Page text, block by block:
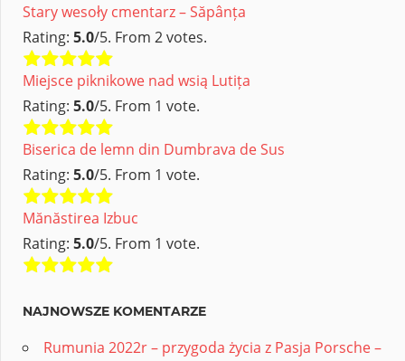
Stary wesoły cmentarz – Săpânța
Rating: 5.0/5. From 2 votes.
Miejsce piknikowe nad wsią Lutița
Rating: 5.0/5. From 1 vote.
Biserica de lemn din Dumbrava de Sus
Rating: 5.0/5. From 1 vote.
Mănăstirea Izbuc
Rating: 5.0/5. From 1 vote.
NAJNOWSZE KOMENTARZE
Rumunia 2022r – przygoda życia z Pasja Porsche –